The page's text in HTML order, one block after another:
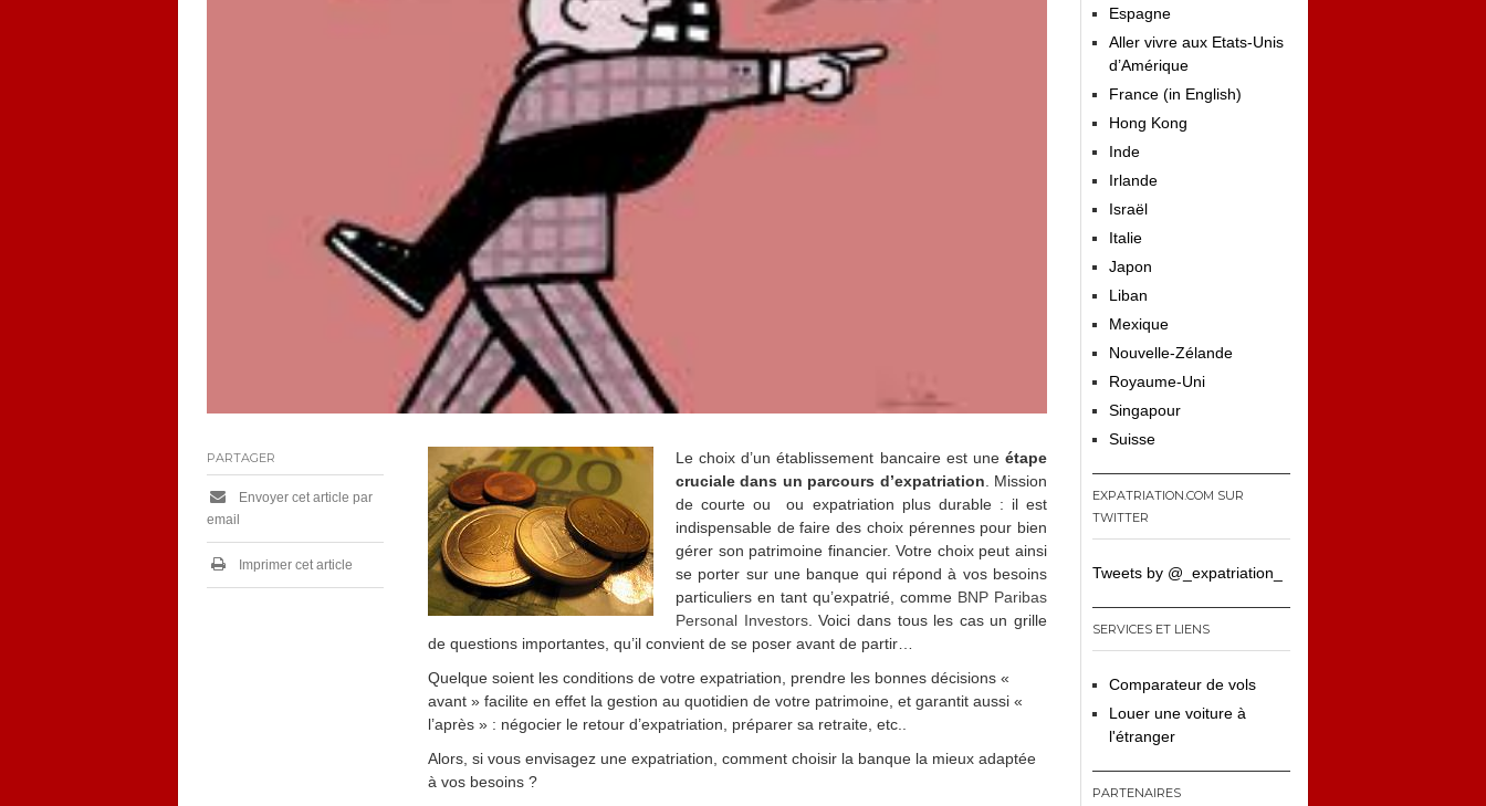
Le choix d’un établissement bancaire est une étape
cruciale dans un parcours d’expatriation . Mission
de courte ou ou expatriation plus durable : il est
indispensable de faire des choix pérennes pour bien
gérer son patrimoine financier. Votre choix peut ainsi
se porter sur une banque qui répond à vos besoins
particuliers en tant qu’expatrié, comme BNP Paribas
Personal Investors. Voici dans tous les cas un grille
de questions importantes, qu’il convient de se poser avant de partir…
Quelque soient les conditions de votre expatriation, prendre les bonnes décisions «
avant » facilite en effet la gestion au quotidien de votre patrimoine, et garantit aussi «
l’après » : négocier le retour d’expatriation, préparer sa retraite, etc..
Alors, si vous envisagez une expatriation, comment choisir la banque la mieux adaptée
à vos besoins ?
PARTAGER
Envoyer cet article par
email
Imprimer cet article
Espagne
Aller vivre aux Etats-Unis
d’Amérique
France (in English)
Hong Kong
Inde
Irlande
Israël
Italie
Japon
Liban
Mexique
Nouvelle-Zélande
Royaume-Uni
Singapour
Suisse
EXPATRIATION.COM SUR
TWITTER
Tweets by @_expatriation_
SERVICES ET LIENS
Comparateur de vols
Louer une voiture à
l'étranger
PARTENAIRES